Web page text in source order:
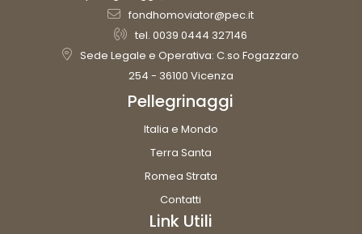
fondhomoviator@pec.it
tel. 0039 0444 327146
Sede Legale e Operativa: C.so Fogazzaro
254 - 36100 Vicenza
Pellegrinaggi
Italia e Mondo
Terra Santa
Romea Strata
Contatti
Link Utili